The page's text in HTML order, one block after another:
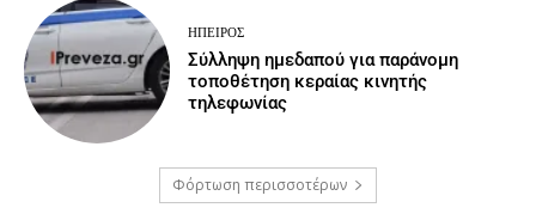
ΉΠΕΙΡΟΣ
Σύλληψη ημεδαπού για παράνομη
τοποθέτηση κεραίας κινητής
τηλεφωνίας
Φόρτωση περισσοτέρων